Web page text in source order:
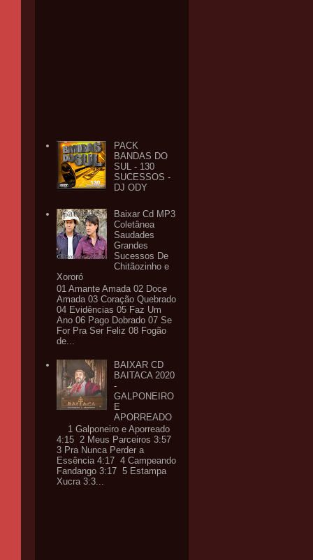
PACK
BANDAS DO
SUL - 130
SUCESSOS -
DJ ODY
Baixar Cd MP3
Coletânea
Saudades
Grandes
Sucessos De
Chitãozinho e
Xororó
01 Amante Amada 02 Doce
Amada 03 Coração Quebrado
04 Evidências 05 Faz Um
Ano 06 Pago Dobrado 07 Se
For Pra Ser Feliz 08 Fogão
de...
BAIXAR CD
BAITACA 2020
-
GALPONEIRO
E
APORREADO
1 Galponeiro e Aporreado
4:15 2 Meus Parceiros 3:57
3 Pra Nunca Perder a
Essência 4:17 4 Campeando
Fandango 3:17 5 Estampa
Xucra 3:3...